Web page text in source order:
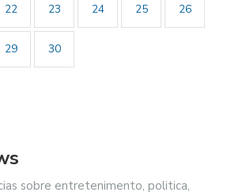
22 23 24 25 26
29 30
sobre entretenimento, politica,